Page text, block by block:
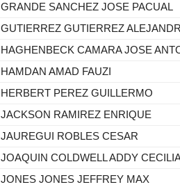
GRANDE SANCHEZ JOSE PACUAL
GUTIERREZ GUTIERREZ
HAGHENBECK CAMARA JOSE
HAMDAN AMAD FAUZI
HERBERT PEREZ GUILLERMO
JACKSON RAMIREZ ENRIQUE
JAUREGUI ROBLES CESAR
JOAQUIN COLDWELL ADDY
JONES JONES JEFFREY MAX